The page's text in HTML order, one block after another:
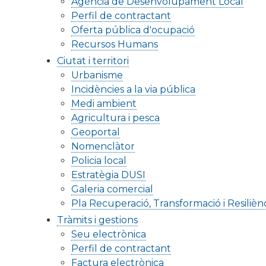
Perfil de contractant
Oferta pública d'ocupació
Recursos Humans
Ciutat i territori
Urbanisme
Incidències a la via pública
Medi ambient
Agricultura i pesca
Geoportal
Nomenclàtor
Policia local
Estratègia DUSI
Galeria comercial
Pla Recuperació, Transformació i
Tràmits i gestions
Seu electrònica
Perfil de contractant
Factura electrònica